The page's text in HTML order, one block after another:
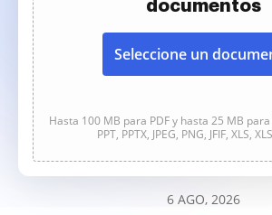
documentos
Seleccione un
Hasta 100 MB para PDF y hasta 25 MB para
PPT, PPTX, JPEG, PNG, JFIF, XLS,
6 AGO, 2026